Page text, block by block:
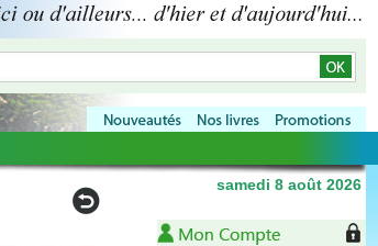
samedi 8 août 2026